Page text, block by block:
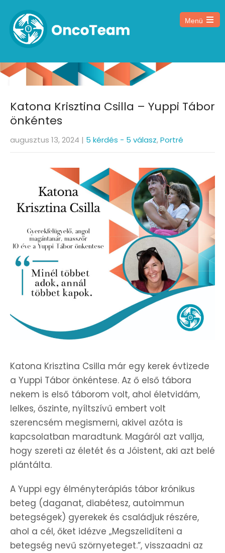
Menü
Katona Krisztina Csilla – Yuppi Tábor
önkéntes
augusztus 13, 2024 | 5 kérdés - 5 válasz,Portré
Katona Krisztina Csilla már egy kerek évtizede
a Yuppi Tábor önkéntese. Az ő első tábora
nekem is első táborom volt, ahol életvidám,
lelkes, őszinte, nyíltszívű embert volt
szerencsém megismerni, akivel azóta is
kapcsolatban maradtunk. Magáról azt vallja,
hogy szereti az életét és a Jóistent, aki azt belé
plántálta.
A Yuppi egy élményterápiás tábor krónikus
beteg (daganat, diabétesz, autoimmun
betegségek) gyerekek és családjuk részére,
ahol a cél, őket idézve „Megszelidíteni a
betegség nevű szörnyeteget.”, visszaadni az